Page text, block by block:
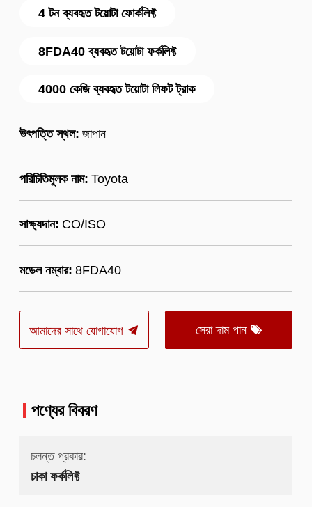
4 টন ব্যবহৃত টয়োটা ফোর্কলিফ্ট
8FDA40 ব্যবহৃত টয়োটা ফর্কলিফ্ট
4000 কেজি ব্যবহৃত টয়োটা লিফট ট্রাক
উৎপত্তি স্থল: জাপান
পরিচিতিমুলক নাম: Toyota
সাক্ষ্যদান: CO/ISO
মডেল নম্বার: 8FDA40
আমাদের সাথে যোগাযোগ সেরা দাম পান
পণ্যের বিবরণ
চলন্ত প্রকার:
চাকা ফর্কলিফ্ট